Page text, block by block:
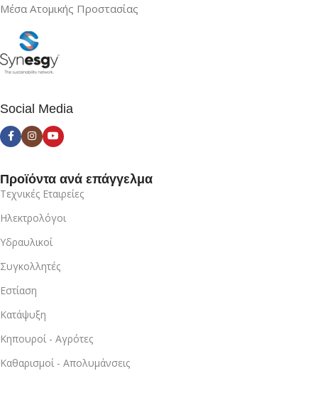
Μέσα Ατομικής Προστασίας
Social Media
Προϊόντα ανά επάγγελμα
Τεχνικές Εταιρείες
Ηλεκτρολόγοι
Υδραυλικοί
Συγκολλητές
Εστίαση
Κατάψυξη
Κηπουροί - Αγρότες
Καθαρισμοί - Απολυμάνσεις